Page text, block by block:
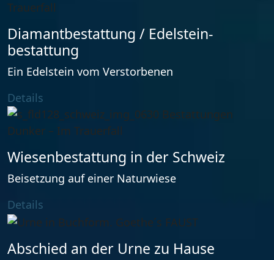
Diamant­bestattung / Edelstein­
bestattung
Ein Edelstein vom Verstorbenen
Details
Wiesen­bestattung in der Schweiz
Beisetzung auf einer Naturwiese
Details
Abschied an der Urne zu Hause